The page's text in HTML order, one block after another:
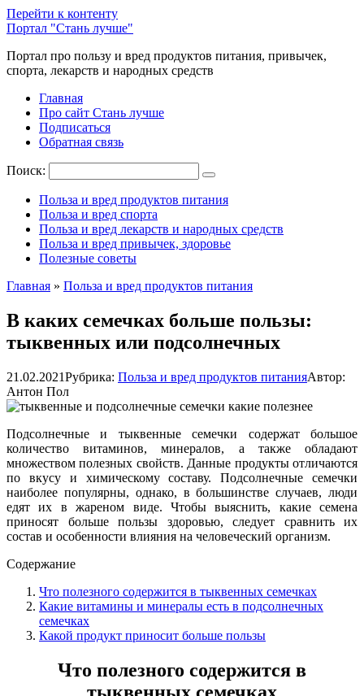
Перейти к контенту
Портал "Стань лучше"
Портал про пользу и вред продуктов питания, привычек,
спорта, лекарств и народных средств
Главная
Про сайт Стань лучше
Подписаться
Обратная связь
Поиск:
Польза и вред продуктов питания
Польза и вред спорта
Польза и вред лекарств и народных средств
Польза и вред привычек, здоровье
Полезные советы
Главная » Польза и вред продуктов питания
В каких семечках больше пользы:
тыквенных или подсолнечных
21.02.2021Рубрика: Польза и вред продуктов питанияАвтор:
Антон Пол
Подсолнечные и тыквенные семечки содержат большое
количество витаминов, минералов, а также обладают
множеством полезных свойств. Данные продукты отличаются
по вкусу и химическому составу. Подсолнечные семечки
наиболее популярны, однако, в большинстве случаев, люди
едят их в жареном виде. Чтобы выяснить, какие семена
приносят больше пользы здоровью, следует сравнить их
состав и особенности влияния на человеческий организм.
Содержание
Что полезного содержится в тыквенных семечках
Какие витамины и минералы есть в подсолнечных
семечках
Какой продукт приносит больше пользы
Что полезного содержится в
тыквенных семечках